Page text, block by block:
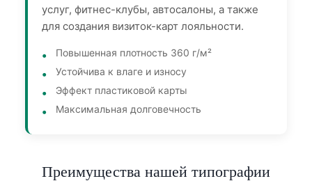
услуг, фитнес-клубы, автосалоны, а также
для создания визиток-карт лояльности.
Повышенная плотность 360 г/м²
Устойчива к влаге и износу
Эффект пластиковой карты
Максимальная долговечность
Преимущества нашей типографии